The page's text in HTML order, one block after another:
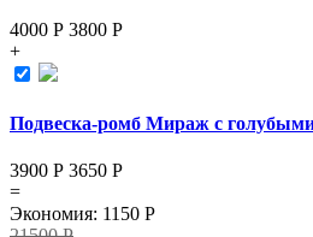
4000 Р 3800 Р
+
Подвеска-ромб Мираж с
3900 Р 3650 Р
=
Экономия: 1150 Р